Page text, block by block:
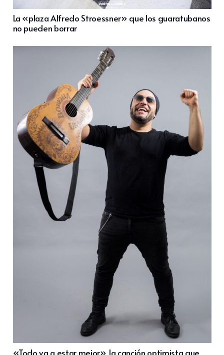
La «plaza Alfredo Stroessner» que los guaratubanos
no pueden borrar
«Todo va a estar mejor», la canción optimista que